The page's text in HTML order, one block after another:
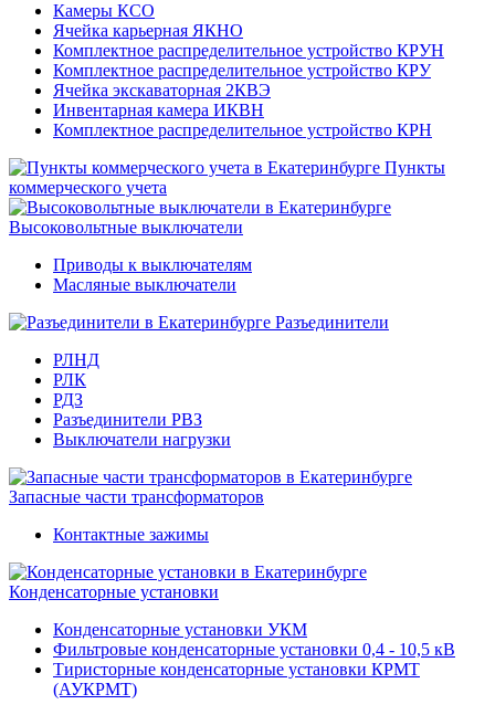
Камеры КСО
Ячейка карьерная ЯКНО
Комплектное распределительное устройство КРУН
Комплектное распределительное устройство КРУ
Ячейка экскаваторная 2КВЭ
Инвентарная камера ИКВН
Комплектное распределительное устройство КРН
Пункты
коммерческого учета
Высоковольтные выключатели
Приводы к выключателям
Масляные выключатели
Разъединители
РЛНД
РЛК
РДЗ
Разъединители РВЗ
Выключатели нагрузки
Запасные части трансформаторов
Контактные зажимы
Конденсаторные установки
Конденсаторные установки УКМ
Фильтровые конденсаторные установки 0,4 - 10,5 кВ
Тиристорные конденсаторные установки КРМТ
(АУКРМТ)